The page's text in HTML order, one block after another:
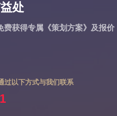
处
费获得专属《策划方案》及报价
过以下方式与我们联系